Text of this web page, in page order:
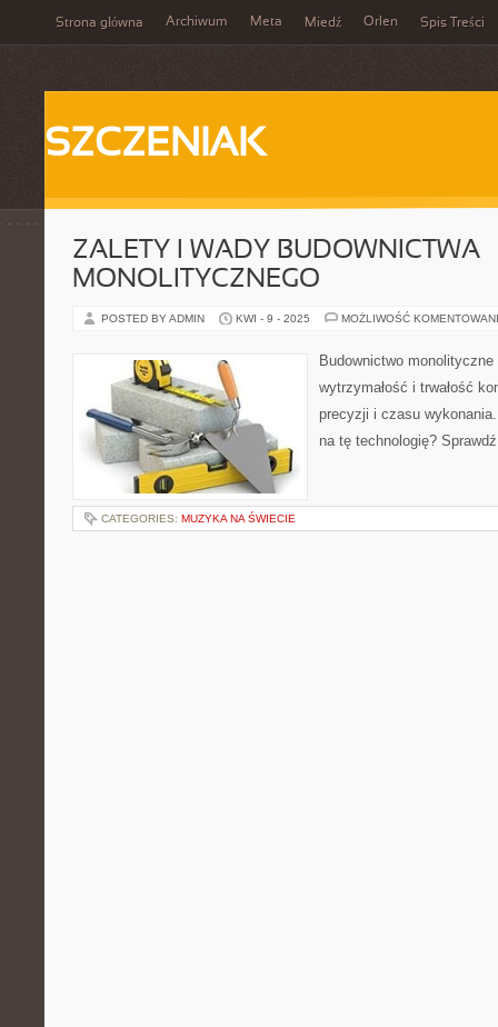
Strona główna Archiwum Meta Miedź Orlen Spis Treści
SZCZENIAK
ZALETY I WADY BUDOWNICTWA
MONOLITYCZNEGO
POSTED BY ADMIN KWI - 9 - 2025 MOŻLIWOŚĆ
Budownictwo
wytrzymałość i trwałość
precyzji i czasu
na tę technologię?
CATEGORIES: MUZYKA NA ŚWIECIE